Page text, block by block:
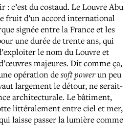
: c’est du costaud. Le Louvre Abu
fruit d’un accord international
signée entre la France et les
une durée de trente ans, qui
le nom du Louvre et
majeures. Dit comme ça,
opération desoft powerun peu
largement le détour, ne serait-
architecturale. Le bâtiment,
littéralement entre ciel et mer,
laisse passer la lumière comme